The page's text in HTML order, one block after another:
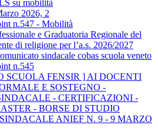
su mobilità
2026, 2
n.547 - Mobilità
e Graduatoria Regionale del
di religione per l’a.s. 2026/2027
sindacale cobas scuola veneto
n.545
SCUOLA FENSIR ] AI DOCENTI
E SOSTEGNO -
- CERTIFICAZIONI -
- BORSE DI STUDIO
ANIEF N. 9 - 9 MARZO